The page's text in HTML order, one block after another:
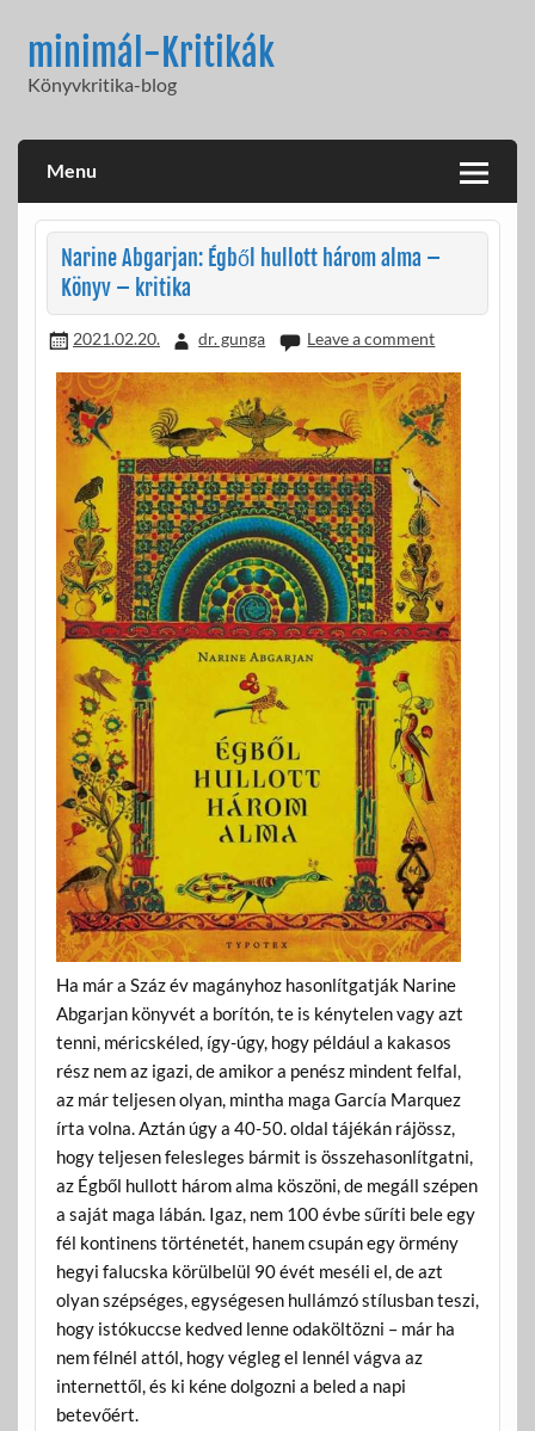
contentminimál-Kritikák
Könyvkritika-blog
Menu
Narine Abgarjan: Égből hullott három alma –
Könyv – kritika
2021.02.20. dr. gunga Leave a comment
Ha már a Száz év magányhoz hasonlítgatják Narine
Abgarjan könyvét a borítón, te is kénytelen vagy azt
tenni, méricskéled, így-úgy, hogy például a kakasos
rész nem az igazi, de amikor a penész mindent felfal,
az már teljesen olyan, mintha maga García Marquez
írta volna. Aztán úgy a 40-50. oldal tájékán rájössz,
hogy teljesen felesleges bármit is összehasonlítgatni,
az Égből hullott három alma köszöni, de megáll szépen
a saját maga lábán. Igaz, nem 100 évbe sűríti bele egy
fél kontinens történetét, hanem csupán egy örmény
hegyi falucska körülbelül 90 évét meséli el, de azt
olyan szépséges, egységesen hullámzó stílusban teszi,
hogy istókuccse kedved lenne odaköltözni – már ha
nem félnél attól, hogy végleg el lennél vágva az
internettől, és ki kéne dolgozni a beled a napi
betevőért.